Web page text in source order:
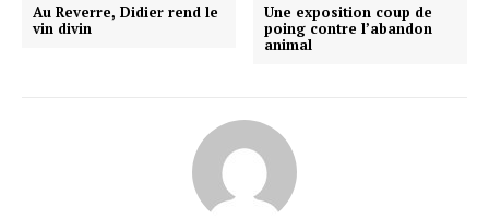
Au Reverre, Didier rend le
vin divin
Une exposition coup de
poing contre l’abandon
animal